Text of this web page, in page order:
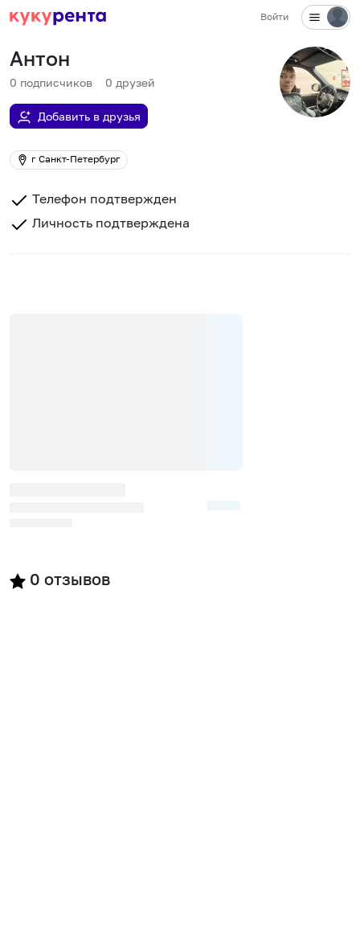
Войти
Антон
0 подписчиков 0 друзей
Добавить в друзья
г Санкт-Петербург
Телефон подтвержден
Личность подтверждена
0 отзывов